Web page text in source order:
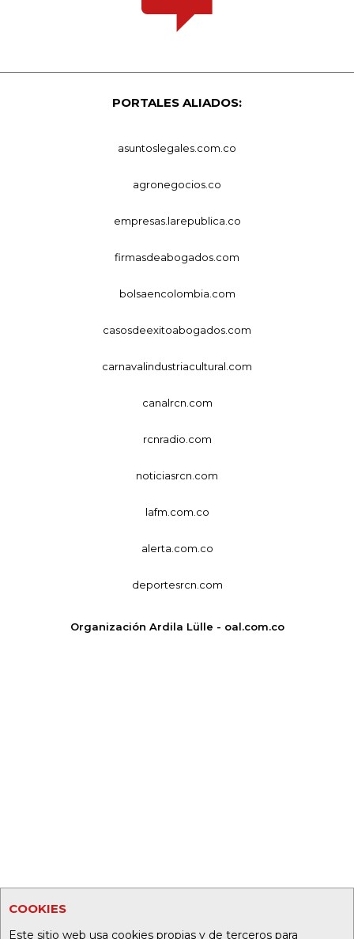
COOKIES
Este sitio web usa cookies propias y de terceros para
PORTALES ALIADOS:
asuntoslegales.com.co
agronegocios.co
empresas.larepublica.co
firmasdeabogados.com
bolsaencolombia.com
casosdeexitoabogados.com
carnavalindustriacultural.com
canalrcn.com
rcnradio.com
noticiasrcn.com
lafm.com.co
alerta.com.co
deportesrcn.com
Organización Ardila Lülle - oal.com.co